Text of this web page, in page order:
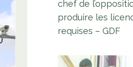
chef de
produire les
requises – GDF